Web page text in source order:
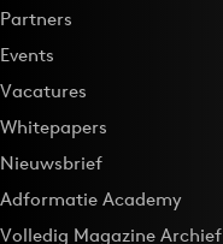
Partners
Events
Vacatures
Whitepapers
Nieuwsbrief
Adformatie Academy
Volledig Magazine Archief